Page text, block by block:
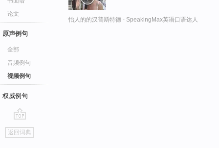
论文
原声例句
全部
音频例句
视频例句
权威例句
go
top
返回词典
怡人的的汉普斯特德 - SpeakingMax英语口语达人